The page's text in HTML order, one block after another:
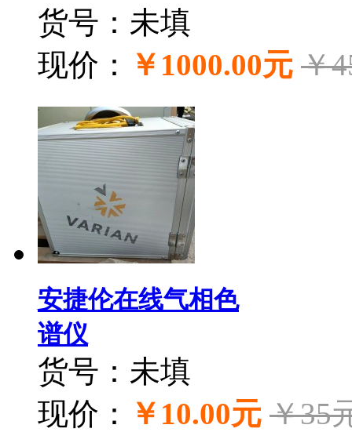
货号：未填
现价：
￥1000.00元 ￥
安捷伦在线气相色
谱仪
货号：未填
现价：
￥10.00元 ￥35